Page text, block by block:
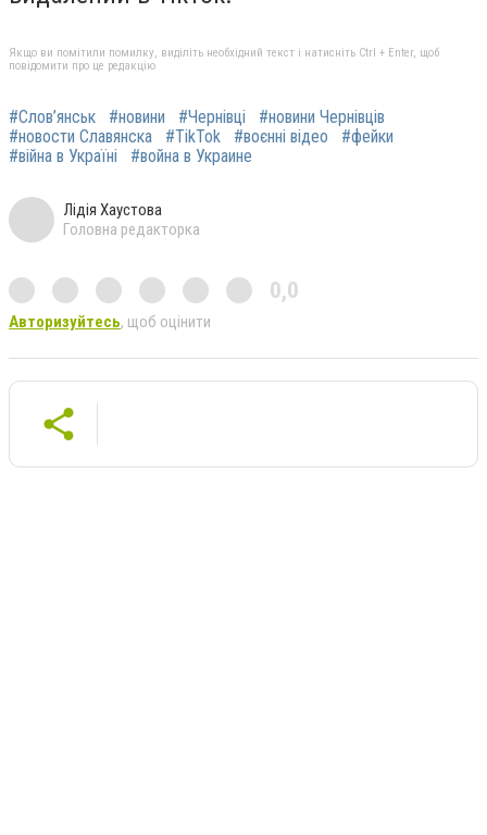
Якщо ви помітили помилку, виділіть необхідний текст і натисніть Ctrl + Enter, щоб
повідомити про це редакцію
#Слов’янськ #новини #Чернівці
#новини Чернівців
#новости Славянска
#TikTok #воєнні відео
#фейки
#війна в Україні
#война в Украине
Лідія Хаустова
Головна редакторка
0,0
Авторизуйтесь, щоб оцінити